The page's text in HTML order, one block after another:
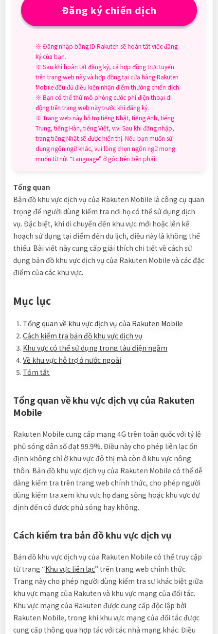
Đăng ký chiến dịch
※ Đăng nhập bằng ID Rakuten sẽ hoàn tất việc đăng
ký của bạn.
※ Sau khi hoàn tất đăng ký, cả hợp đồng trực tuyến
trên trang web này và hợp đồng tại cửa hàng Rakuten
Mobile đều đủ điều kiện nhận điểm thưởng chiến dịch.
※ Bạn có thể thử mô phỏng cước phí điện thoại di
động trên trang web này trước khi đăng ký.
※ Trang web này hỗ trợ tiếng Nhật, tiếng Anh, tiếng
Trung, tiếng Hàn, tiếng Việt, v.v. Sau khi đăng nhập,
trang tiếng Nhật sẽ được hiển thị. Nếu bạn muốn sử
dụng ngôn ngữ khác, vui lòng chọn ngôn ngữ mong
muốn từ nút “Language” ở góc trên bên phải.
Tổng quan
Bản đồ khu vực dịch vụ của Rakuten Mobile là công cụ quan
trọng để người dùng kiểm tra nơi họ có thể sử dụng dịch
vụ. Đặc biệt, khi di chuyển đến khu vực mới hoặc lên kế
hoạch sử dụng tại điểm đến du lịch, điều này là không thể
thiếu. Bài viết này cung cấp giải thích chi tiết về cách sử
dụng bản đồ khu vực dịch vụ của Rakuten Mobile và các đặc
điểm của các khu vực.
Mục lục
Tổng quan về khu vực dịch vụ của Rakuten Mobile
Cách kiểm tra bản đồ khu vực dịch vụ
Khu vực có thể sử dụng trong tàu điện ngầm
Về khu vực hỗ trợ ở nước ngoài
Tóm tắt
Tổng quan về khu vực dịch vụ của Rakuten
Mobile
Rakuten Mobile cung cấp mạng 4G trên toàn quốc với tỷ lệ
phủ sóng dân số đạt 99.9%. Điều này cho phép liên lạc ổn
định không chỉ ở khu vực đô thị mà còn ở khu vực nông
thôn. Bản đồ khu vực dịch vụ của Rakuten Mobile có thể dễ
dàng kiểm tra trên trang web chính thức, cho phép người
dùng kiểm tra xem khu vực họ đang sống hoặc khu vực dự
định đến có được phủ sóng hay không.
Cách kiểm tra bản đồ khu vực dịch vụ
Bản đồ khu vực dịch vụ của Rakuten Mobile có thể truy cập
từ trang “Khu vực liên lạc” trên trang web chính thức.
Trang này cho phép người dùng kiểm tra sự khác biệt giữa
khu vực mạng của Rakuten và khu vực mạng của đối tác.
Khu vực mạng của Rakuten được cung cấp độc lập bởi
Rakuten Mobile, trong khi khu vực mạng của đối tác được
cung cấp thông qua hợp tác với các nhà mạng khác. Điều